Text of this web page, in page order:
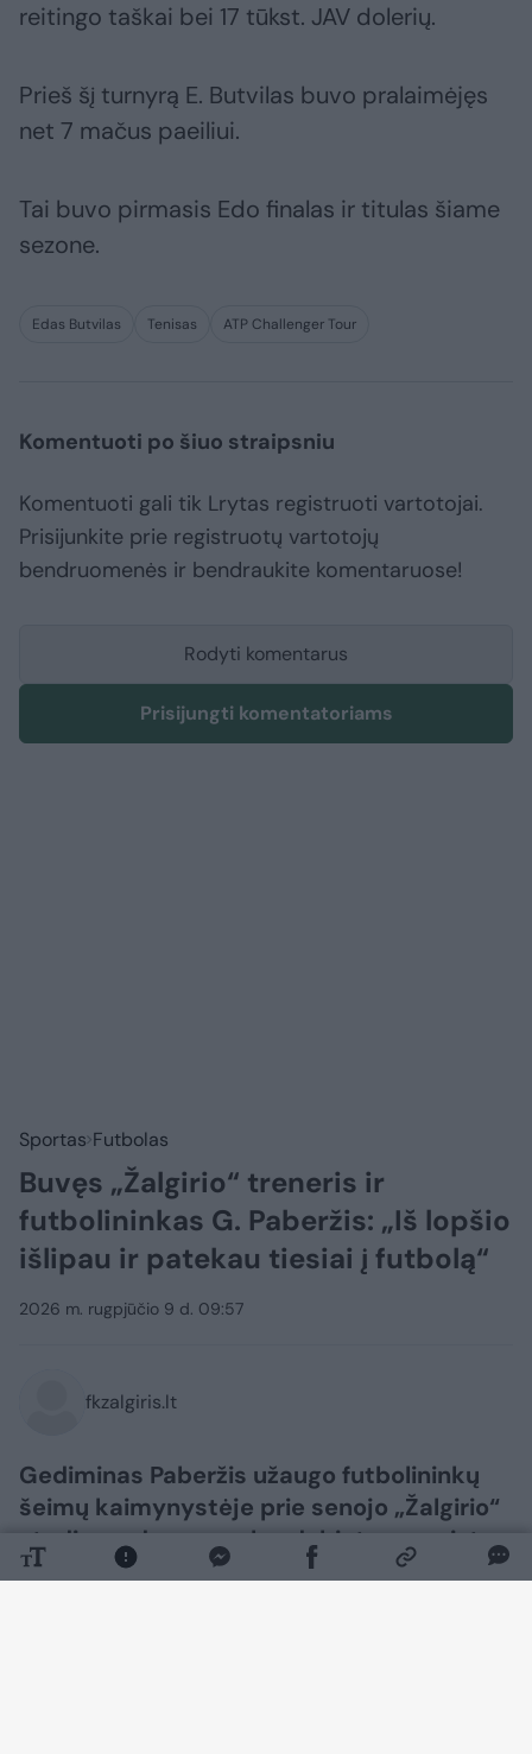
reitingo taškai bei 17 tūkst. JAV dolerių.
Prieš šį turnyrą E. Butvilas buvo pralaimėjęs
net 7 mačus paeiliui.
Tai buvo pirmasis Edo finalas ir titulas šiame
sezone.
Edas Butvilas Tenisas ATP Challenger Tour
Komentuoti po šiuo straipsniu
Komentuoti gali tik Lrytas registruoti vartotojai.
Prisijunkite prie registruotų vartotojų
bendruomenės ir bendraukite komentaruose!
Rodyti komentarus
Prisijungti komentatoriams
Sportas Futbolas
Buvęs „Žalgirio“ treneris ir
futbolininkas G. Paberžis: „Iš lopšio
išlipau ir patekau tiesiai į futbolą“
2026 m. rugpjūčio 9 d. 09:57
fkzalgiris.lt
Gediminas Paberžis užaugo futbolininkų
šeimų kaimynystėje prie senojo „Žalgirio“
stadiono, dar paauglys debiutavo meistrų
komandoje, o vėliau į klubą sugrįžo kaip